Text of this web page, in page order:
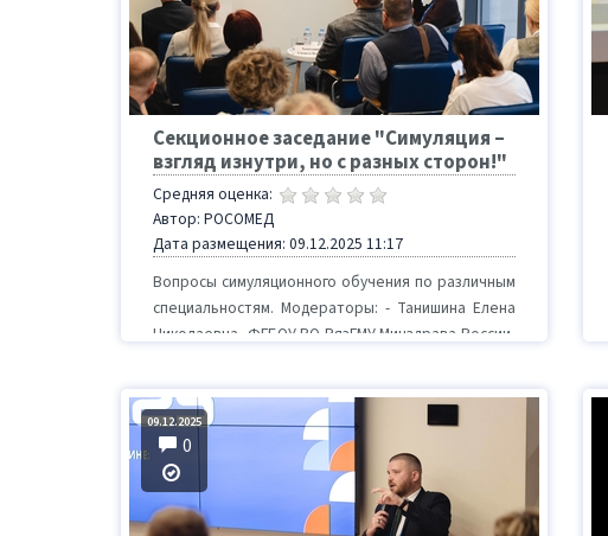
Секционное заседание "Симуляция –
взгляд изнутри, но с разных сторон!"
Средняя оценка:
Автор: РОСОМЕД
Дата размещения: 09.12.2025 11:17
Вопросы симуляционного обучения по различным
специальностям. Модераторы: - Танишина Елена
Николаевна, ФГБОУ ВО РязГМУ Минздрава России,
09.12.2025
0